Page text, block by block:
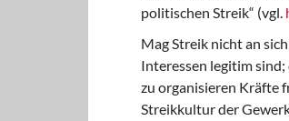
politischen Streik“ (vgl.
Mag Streik nicht an
Interessen legitim sind;
zu organisieren Kräfte
Streikkultur der